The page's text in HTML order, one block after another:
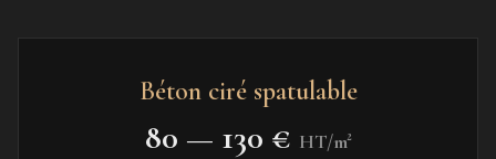
Béton ciré spatulable
80 — 130 € HT/m²